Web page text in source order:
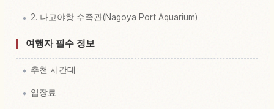
2. 나고야항 수족관(Nagoya Port Aquarium)
여행자 필수 정보
추천 시간대
입장료